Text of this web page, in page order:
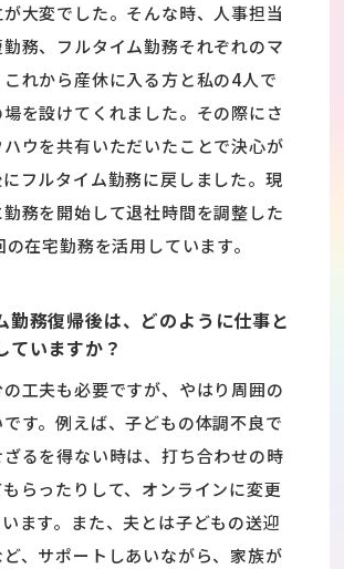
大変でした。そんな時、人事担当
務、フルタイム勤務それぞれのマ
れから産休に入る方と私の4人で
を設けてくれました。その際にさ
ウを共有いただいたことで決心が
フルタイム勤務に戻しました。現
務を開始して退社時間を調整した
在宅勤務を活用しています。
務復帰後は、どのように仕事と
ていますか？
工夫も必要ですが、やはり周囲の
す。例えば、子どもの体調不良で
るを得ない時は、打ち合わせの時
らったりして、オンラインに変更
ます。また、夫とは子どもの送迎
、サポートしあいながら、家族が